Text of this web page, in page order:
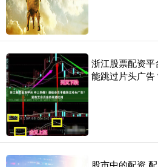
浙江股票配资
能跳过片头广
股市中的配资